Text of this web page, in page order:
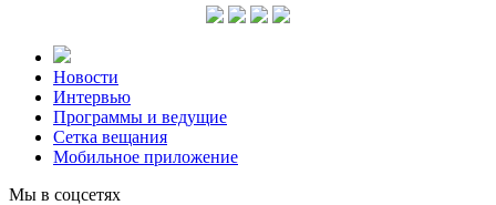
Новости
Интервью
Программы и ведущие
Сетка вещания
Мобильное приложение
Мы в соцсетях